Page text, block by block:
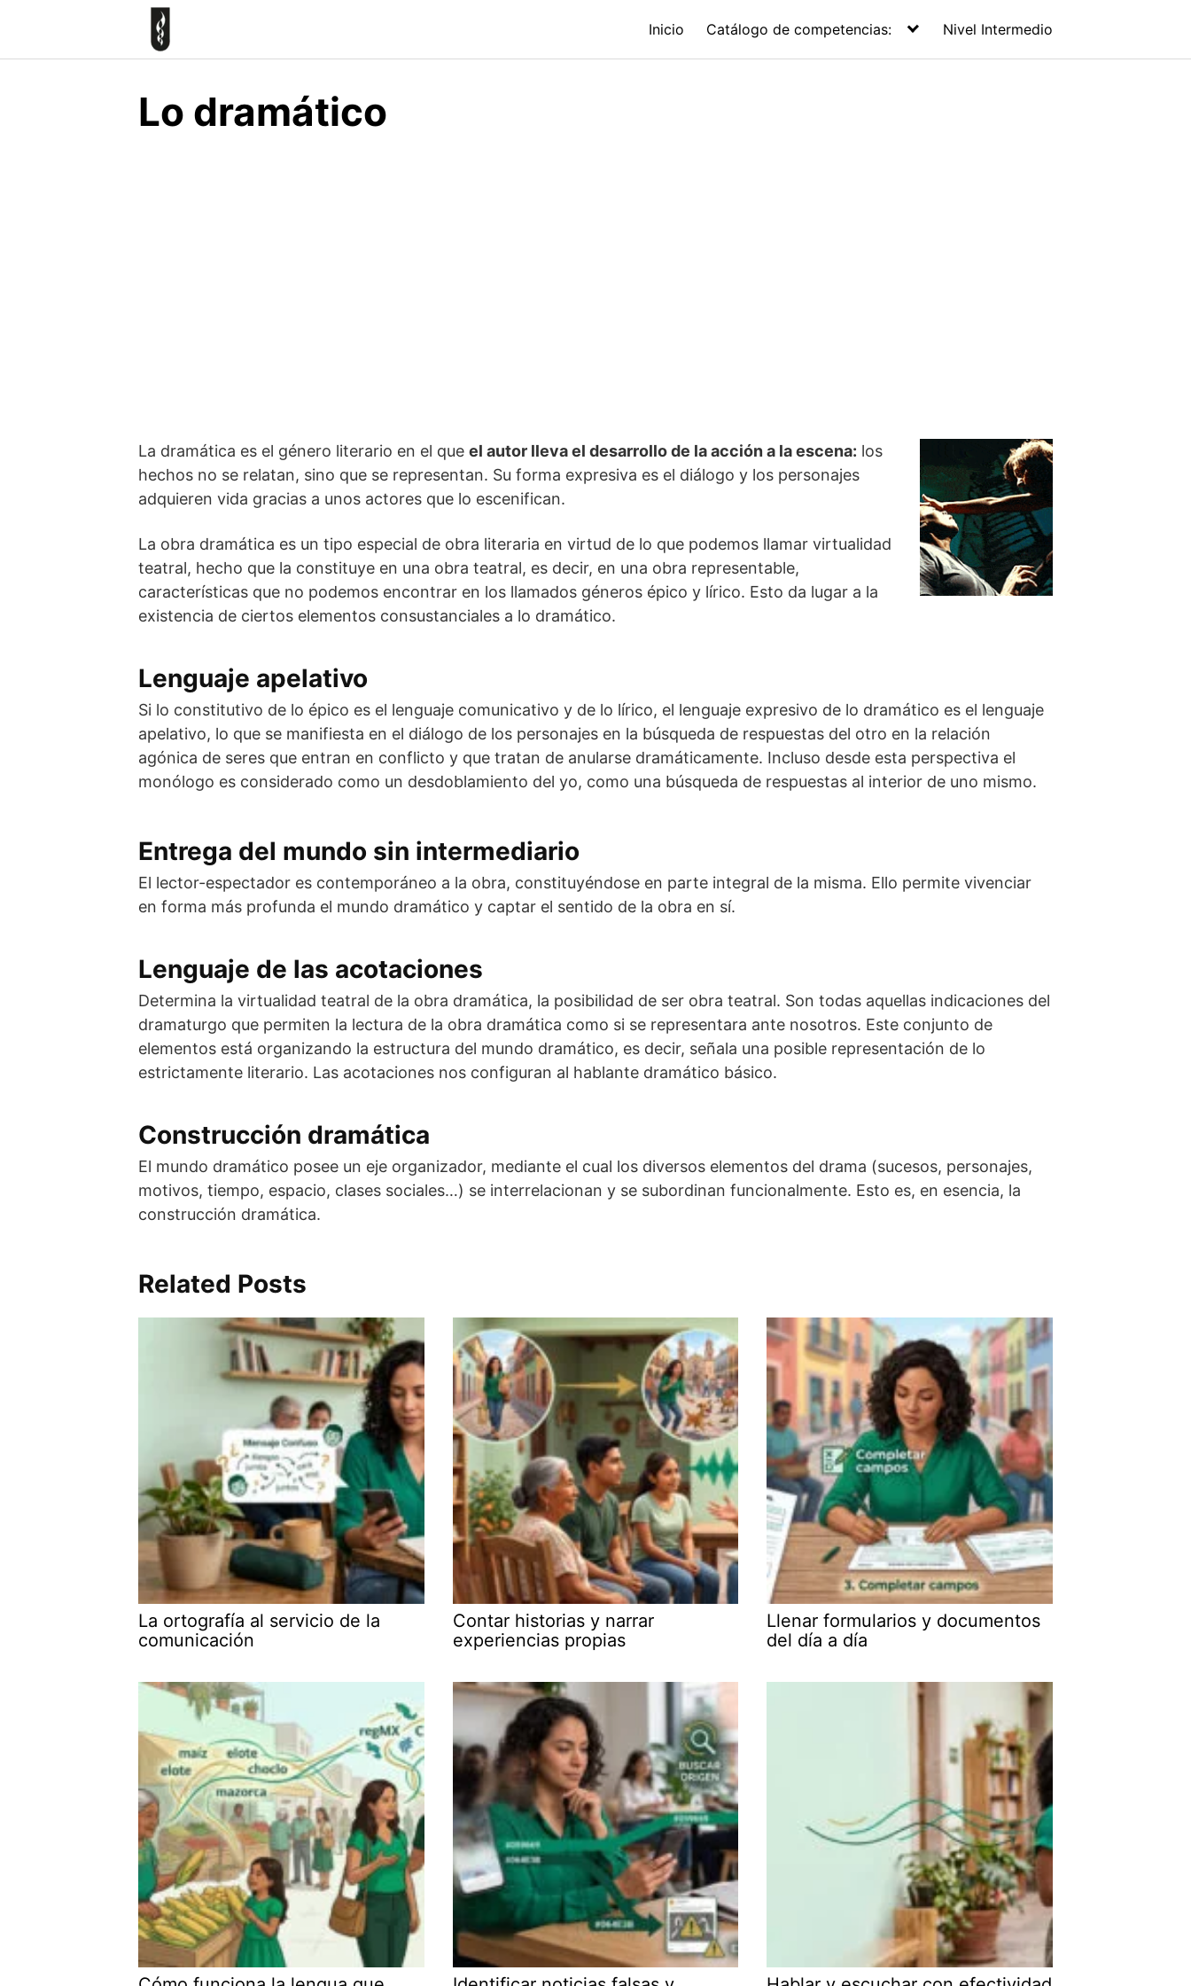
Inicio Catálogo de competencias: Nivel Intermedio
Lo dramático
La dramática es el género literario en el que el autor lleva el desarrollo de la acción a la escena: los
hechos no se relatan, sino que se representan. Su forma expresiva es el diálogo y los personajes
adquieren vida gracias a unos actores que lo escenifican.
La obra dramática es un tipo especial de obra literaria en virtud de lo que podemos llamar virtualidad
teatral, hecho que la constituye en una obra teatral, es decir, en una obra representable,
características que no podemos encontrar en los llamados géneros épico y lírico. Esto da lugar a la
existencia de ciertos elementos consustanciales a lo dramático.
Lenguaje apelativo
Si lo constitutivo de lo épico es el lenguaje comunicativo y de lo lírico, el lenguaje expresivo de lo dramático es el lenguaje
apelativo, lo que se manifiesta en el diálogo de los personajes en la búsqueda de respuestas del otro en la relación
agónica de seres que entran en conflicto y que tratan de anularse dramáticamente. Incluso desde esta perspectiva el
monólogo es considerado como un desdoblamiento del yo, como una búsqueda de respuestas al interior de uno mismo.
Entrega del mundo sin intermediario
El lector-espectador es contemporáneo a la obra, constituyéndose en parte integral de la misma. Ello permite vivenciar
en forma más profunda el mundo dramático y captar el sentido de la obra en sí.
Lenguaje de las acotaciones
Determina la virtualidad teatral de la obra dramática, la posibilidad de ser obra teatral. Son todas aquellas indicaciones del
dramaturgo que permiten la lectura de la obra dramática como si se representara ante nosotros. Este conjunto de
elementos está organizando la estructura del mundo dramático, es decir, señala una posible representación de lo
estrictamente literario. Las acotaciones nos configuran al hablante dramático básico.
Construcción dramática
El mundo dramático posee un eje organizador, mediante el cual los diversos elementos del drama (sucesos, personajes,
motivos, tiempo, espacio, clases sociales…) se interrelacionan y se subordinan funcionalmente. Esto es, en esencia, la
construcción dramática.
Related Posts
La ortografía al servicio de la
comunicación
Contar historias y narrar
experiencias propias
Llenar formularios y documentos
del día a día